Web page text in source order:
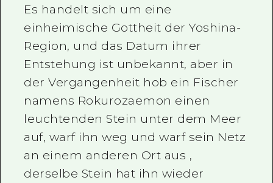
Videos von Hiroshima
FAQs
Foto-Download
Transportinformationen bei
Es handelt sich um eine
einheimische Gottheit der Yoshina-
Region, und das Datum ihrer
Entstehung ist unbekannt, aber in
der Vergangenheit hob ein Fischer
namens Rokurozaemon einen
leuchtenden Stein unter dem Meer
auf, warf ihn weg und warf sein Netz
an einem anderen Ort aus ,
derselbe Stein hat ihn wieder